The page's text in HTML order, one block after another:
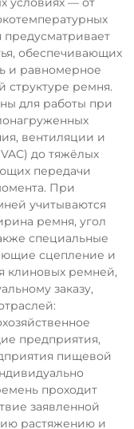
обеспечивающих
и равномерное
структуре ремня.
для работы при
вентиляции и
до тяжёлых
передачи
При
учитываются
ремня, угол
специальные
сцепление и
клиновых ремней,
заказу,
предприятия,
пищевой
проходит
заявленной
растяжению и